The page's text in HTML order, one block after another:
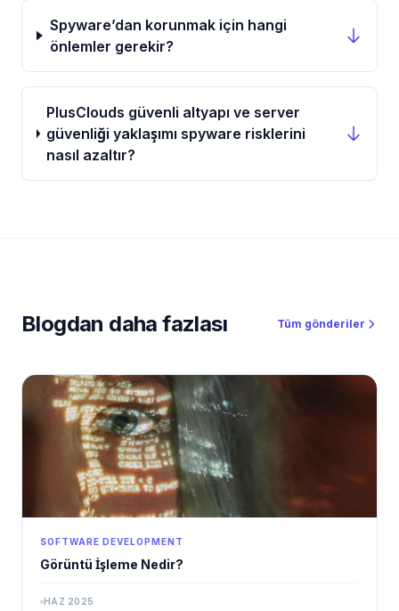
Spyware’dan korunmak için hangi
önlemler gerekir?
PlusClouds güvenli altyapı ve server
güvenliği yaklaşımı spyware risklerini
nasıl azaltır?
Blogdan daha fazlası Tüm gönderiler
SOFTWARE DEVELOPMENT
Görüntü İşleme Nedir?
HAZ 2025